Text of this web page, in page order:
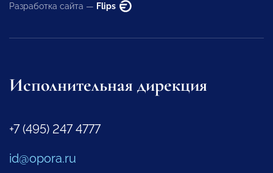
Разработка сайта — Flips
Исполнительная дирекция
+7 (495) 247 4777
id@opora.ru